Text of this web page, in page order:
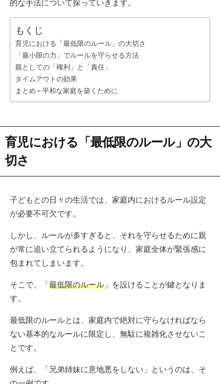
的な手法について探っていきます。
もくじ
育児における「最低限のルール」の大切さ
「最小限の力」でルールを守らせる方法
親としての「権利」と「責任」
タイムアウトの効果
まとめ – 平和な家庭を築くために
育児における「最低限のルール」の大
切さ
子どもとの日々の生活では、家庭内におけるルール設定
が必要不可欠です。
しかし、ルールが多すぎると、それを守らせるために親
が常に追い立てられるようになり、家庭全体が緊張感に
包まれてしまいます。
そこで、「最低限のルール 」を設けることが鍵となりま
す。
最低限のルールとは、家庭内で絶対に守らなければなら
ない基本的なルールに限定し、無駄に複雑化させないこ
とです。
例えば、「兄弟姉妹に意地悪をしない」というのは、そ